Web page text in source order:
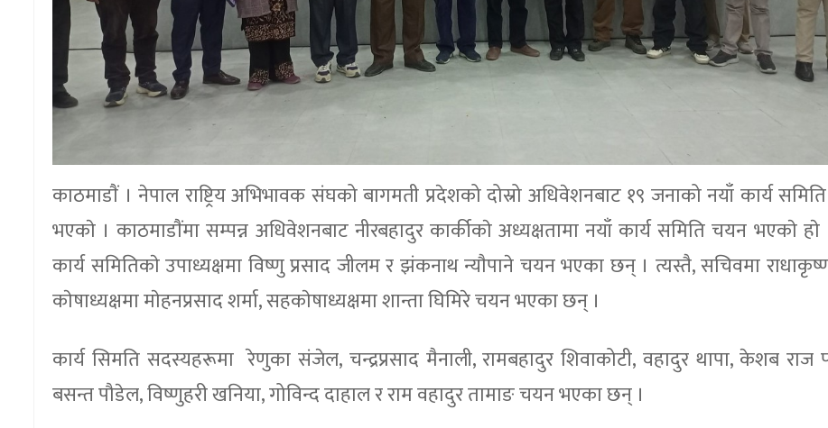
काठमाडाैं । नेपाल राष्ट्रिय अभिभावक संघको बागमती प्रदेशको दोस्रो अधिवेशनबाट १९ जनाको नयाँ कार्य
भएकाे । काठमाडाैंमा सम्पन्न अधिवेशनबाट नीरबहादुर कार्कीकाे अध्यक्षतामा नयाँ कार्य समिति चयन भएकाे हाे
कार्य समितिकाे उपाध्यक्षमा विष्णु प्रसाद जीलम र झंकनाथ न्याैपाने चयन भएका छन् । त्यस्तै, सचिवमा राधाकृष्ण
काेषाध्यक्षमा माेहनप्रसाद शर्मा, सहकाेषाध्यक्षमा शान्ता घिमिरे चयन भएका छन् ।
कार्य सिमति सदस्यहरूमा रेणुका संजेल, चन्द्रप्रसाद मैनाली, रामबहादुर शिवाकोटी, वहादुर थापा, केशब राज
बसन्त पौडेल, विष्णुहरी खनिया, गोविन्द दाहाल र राम वहादुर तामाङ चयन भएका छन् ।